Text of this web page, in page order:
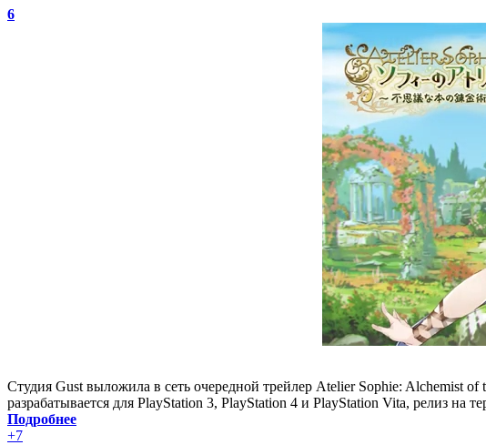
6
Студия Gust выложила в сеть очередной трейлер Atelier Sophie: Alchemist
разрабатывается для PlayStation 3, PlayStation 4 и PlayStation Vita, релиз на
Подробнее
+7